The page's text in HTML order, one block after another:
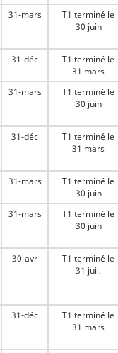
31-mars
T1 terminé le
30 juin
31-déc
T1 terminé le
31 mars
31-mars
T1 terminé le
30 juin
31-déc
T1 terminé le
31 mars
31-mars
T1 terminé le
30 juin
31-mars
T1 terminé le
30 juin
30-avr
T1 terminé le
31 juil.
31-déc
T1 terminé le
31 mars